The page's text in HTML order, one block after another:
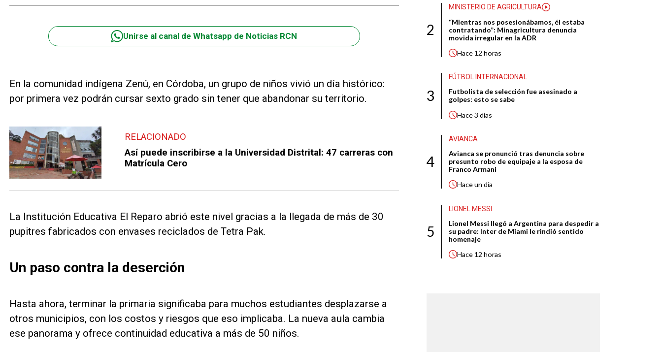
Unirse al canal de Whatsapp de Noticias RCN
En la comunidad indígena Zenú, en Córdoba, un grupo de niños vivió un día histórico:
por primera vez podrán cursar sexto grado sin tener que abandonar su territorio.
RELACIONADO
Así puede inscribirse a la Universidad Distrital: 47 carreras con
Matrícula Cero
La Institución Educativa El Reparo abrió este nivel gracias a la llegada de más de 30
pupitres fabricados con envases reciclados de Tetra Pak.
Un paso contra la deserción
Hasta ahora, terminar la primaria significaba para muchos estudiantes desplazarse a
otros municipios, con los costos y riesgos que eso implicaba. La nueva aula cambia
ese panorama y ofrece continuidad educativa a más de 50 niños.
2
MINISTERIO DE AGRICULTURA
“Mientras nos posesionábamos, él estaba
contratando”: Minagricultura denuncia
movida irregular en la ADR
Hace 12 horas
3
FÚTBOL INTERNACIONAL
Futbolista de selección fue asesinado a
golpes: esto se sabe
Hace3 días
4
AVIANCA
Avianca se pronunció tras denuncia sobre
presunto robo de equipaje a la esposa de
Franco Armani
Haceun día
5
LIONEL MESSI
Lionel Messi llegó a Argentina para despedir a
su padre: Inter de Miami le rindió sentido
homenaje
Hace 12 horas